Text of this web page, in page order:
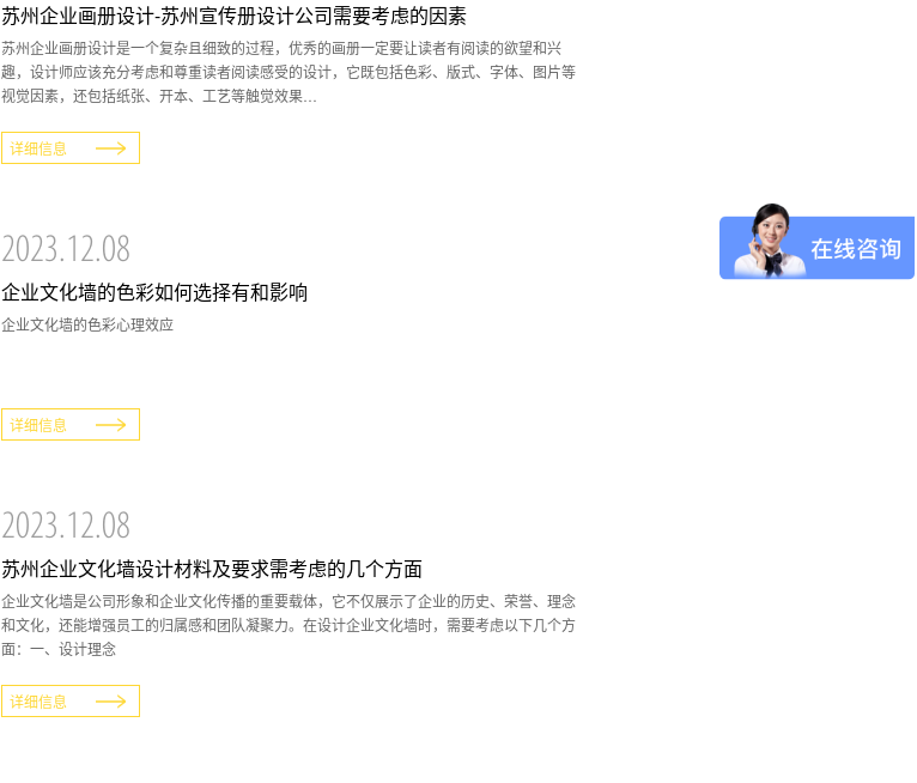
苏州企业画册设计-苏州宣传册设计公司需要考虑的因素
苏州企业画册设计是一个复杂且细致的过程，优秀的画册一定要让读者有阅读的欲望和兴
趣，设计师应该充分考虑和尊重读者阅读感受的设计，它既包括色彩、版式、字体、图片等
视觉因素，还包括纸张、开本、工艺等触觉效果…
详细信息
2023.12.08
企业文化墙的色彩如何选择有和影响
企业文化墙的色彩心理效应
详细信息
2023.12.08
苏州企业文化墙设计材料及要求需考虑的几个方面
企业文化墙是公司形象和企业文化传播的重要载体，它不仅展示了企业的历史、荣誉、理念
和文化，还能增强员工的归属感和团队凝聚力。在设计企业文化墙时，需要考虑以下几个方
面：一、设计理念
详细信息